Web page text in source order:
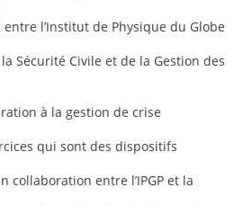
l’Institut de Physique du Globe
Sécurité Civile et de la Gestion des
à la gestion de crise
qui sont des dispositifs
collaboration entre l’IPGP et la